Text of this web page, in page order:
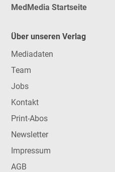
MedMedia Startseite
Über unseren Verlag
Mediadaten
Team
Jobs
Kontakt
Print-Abos
Newsletter
Impressum
AGB